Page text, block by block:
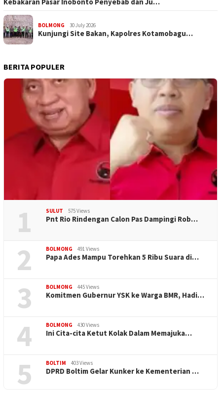
Kebakaran Pasar Inobonto Penyebab dan Ju…
BOLMONG 30 July 2026
Kunjungi Site Bakan, Kapolres Kotamobagu…
BERITA POPULER
1 SULUT 575 Views
Pnt Rio Rindengan Calon Pas Dampingi Rob…
2 BOLMONG 491 Views
Papa Ades Mampu Torehkan 5 Ribu Suara di…
3 BOLMONG 445 Views
Komitmen Gubernur YSK ke Warga BMR, Hadi…
4 BOLMONG 430 Views
Ini Cita-cita Ketut Kolak Dalam Memajuka…
5 BOLTIM 403 Views
DPRD Boltim Gelar Kunker ke Kementerian …